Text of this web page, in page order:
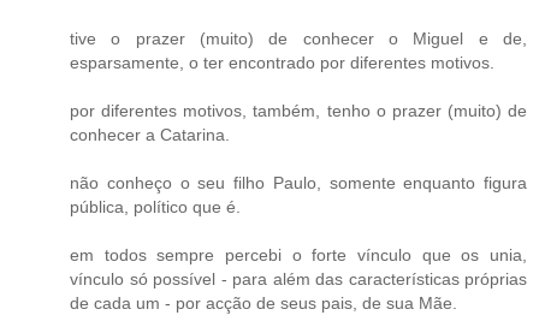
tive o prazer (muito) de conhecer o Miguel e de,
esparsamente, o ter encontrado por diferentes motivos.
por diferentes motivos, também, tenho o prazer (muito) de
conhecer a Catarina.
não conheço o seu filho Paulo, somente enquanto figura
pública, político que é.
em todos sempre percebi o forte vínculo que os unia,
vínculo só possível - para além das características próprias
de cada um - por acção de seus pais, de sua Mãe.